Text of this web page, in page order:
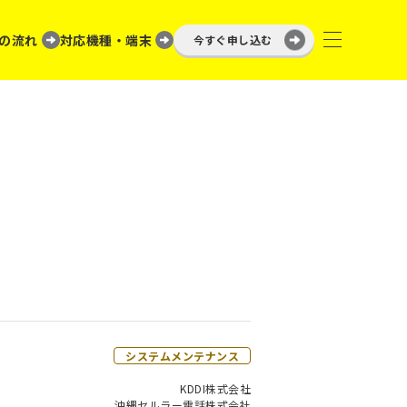
流れ 対応機種・端末 今すぐ申し込む
システムメンテナンス
KDDI株式会社